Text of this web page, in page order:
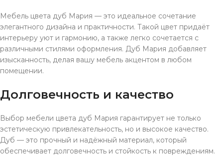
Мебель цвета дуб Мария — это идеальное сочетание
элегантного дизайна и практичности. Такой цвет придаёт
интерьеру уют и гармонию, а также легко сочетается с
различными стилями оформления. Дуб Мария добавляет
изысканность, делая вашу мебель акцентом в любом
помещении.
Долговечность и качество
Выбор мебели цвета дуб Мария гарантирует не только
эстетическую привлекательность, но и высокое качество.
Дуб — это прочный и надёжный материал, который
обеспечивает долговечность и стойкость к повреждениям.